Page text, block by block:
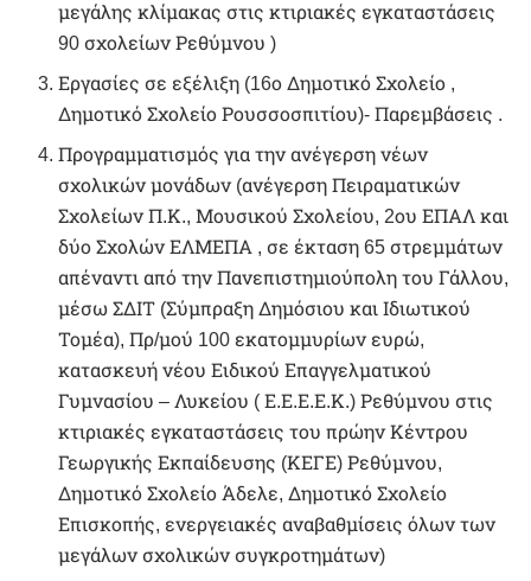
μεγάλης κλίμακας στις κτιριακές εγκαταστάσεις
90 σχολείων Ρεθύμνου )
Εργασίες σε εξέλιξη (16ο Δημοτικό Σχολείο ,
Δημοτικό Σχολείο Ρουσσοσπιτίου)- Παρεμβάσεις .
Προγραμματισμός για την ανέγερση νέων
σχολικών μονάδων (ανέγερση Πειραματικών
Σχολείων Π.Κ., Μουσικού Σχολείου, 2ου ΕΠΑΛ και
δύο Σχολών ΕΛΜΕΠΑ , σε έκταση 65 στρεμμάτων
απέναντι από την Πανεπιστημιούπολη του Γάλλου,
μέσω ΣΔΙΤ (Σύμπραξη Δημόσιου και Ιδιωτικού
Τομέα), Πρ/μού 100 εκατομμυρίων ευρώ,
κατασκευή νέου Ειδικού Επαγγελματικού
Γυμνασίου – Λυκείου ( Ε.Ε.Ε.Ε.Κ.) Ρεθύμνου στις
κτιριακές εγκαταστάσεις του πρώην Κέντρου
Γεωργικής Εκπαίδευσης (ΚΕΓΕ) Ρεθύμνου,
Δημοτικό Σχολείο Άδελε, Δημοτικό Σχολείο
Επισκοπής, ενεργειακές αναβαθμίσεις όλων των
μεγάλων σχολικών συγκροτημάτων)